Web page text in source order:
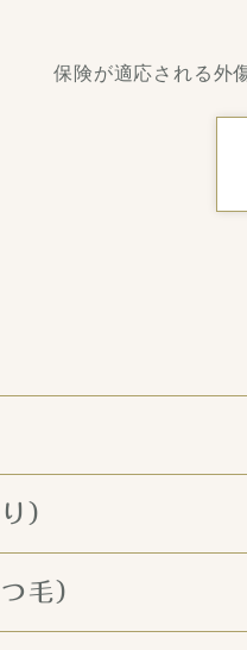
保険が適応される外
）
毛）